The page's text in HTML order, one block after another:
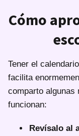
Cómo
Tener el
facilita
comparto algunas
funcionan:
Revísalo al